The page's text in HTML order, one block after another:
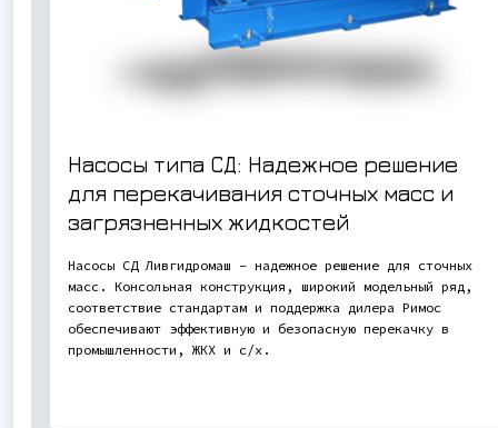
Насосы типа СД: Надежное решение
для перекачивания сточных масс и
загрязненных жидкостей
Насосы СД Ливгидромаш – надежное решение для сточных
масс. Консольная конструкция, широкий модельный ряд,
соответствие стандартам и поддержка дилера Римос
обеспечивают эффективную и безопасную перекачку в
промышленности, ЖКХ и с/х.